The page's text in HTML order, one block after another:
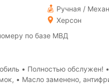
Ручная /
Херсон
по базе МВД
• Полностью обслужен!
• Масло заменено,